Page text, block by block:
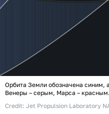
Орбита Земли обозначена синим,
Венеры – серым, Марса – красным.
Credit: Jet Propulsion Laboratory